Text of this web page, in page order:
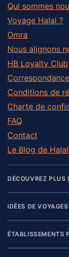
Qui sommes
Voyage Halal ?
Omra
Nous alignons
HB Loyalty Club
Conditions de
Charte de
FAQ
Contact
Le Blog de
DÉCOUVREZ PLUS
IDÉES DE
ÉTABLISSEMENTS